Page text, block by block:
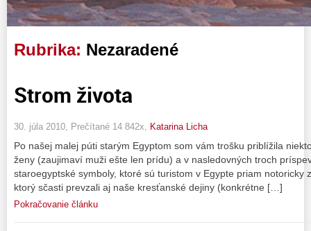
Rubrika: Nezaradené
Strom života
30. júla 2010, Prečítané 14 842x, Katarina Licha
Po našej malej púti starým Egyptom som vám trošku priblížila
ženy (zaujimaví muži ešte len prídu) a v nasledovných troch
staroegyptské symboly, ktoré sú turistom v Egypte priam notoricky
ktorý sčasti prevzali aj naše kresťanské dejiny (konkrétne […]
Pokračovanie článku